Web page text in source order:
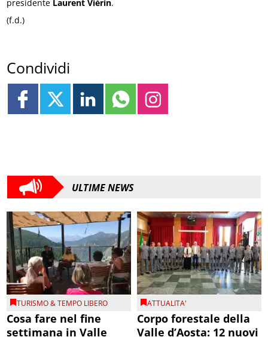
presidente Laurent Viérin.
(f.d.)
Condividi
ULTIME NEWS
TURISMO & TEMPO LIBERO
Cosa fare nel fine
settimana in Valle
ATTUALITA'
Corpo forestale della
Valle d’Aosta: 12 nuovi